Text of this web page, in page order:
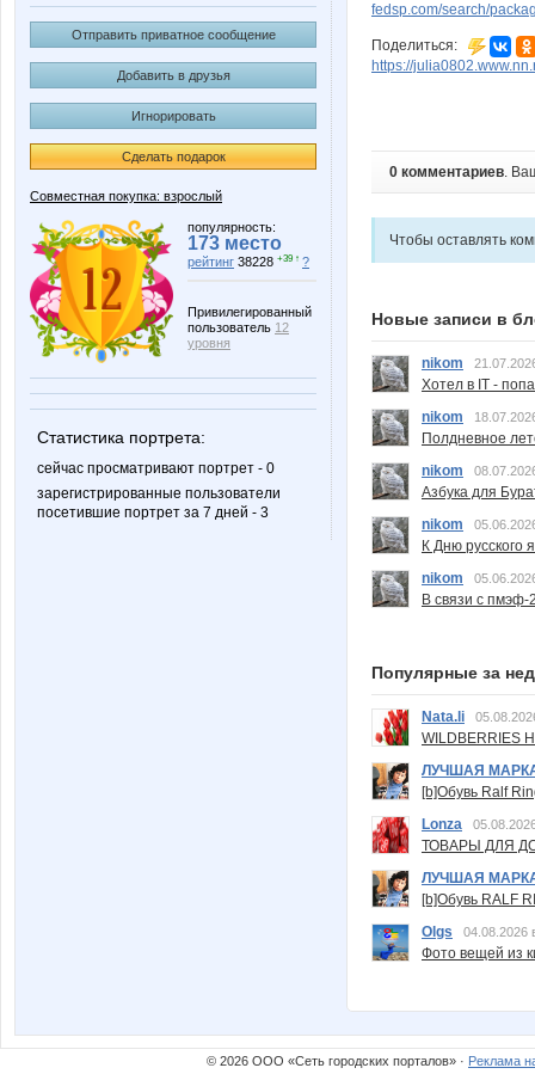
Отправить приватное сообщение
Добавить в друзья
Игнорировать
Сделать подарок
Совместная покупка: взрослый
популярность:
173 место
рейтинг 38228 +39 ↑ ?
Привилегированный
пользователь 12
уровня
Статистика портрета:
сейчас просматривают портрет - 0
зарегистрированные пользователи
посетившие портрет за 7 дней - 3
fedsp.com/search/
Поделиться:
https://
0 комментариев.
Чтобы оставлять
Новые записи в
nikom
Хотел в IT -
nikom
Полдневное
nikom
Азбука для
nikom
К Дню русского
nikom
В связи с пмэф-
Популярные за
Nata.li
ЛУЧШАЯ
[b]Обувь Ralf
Lonza
ТОВАРЫ ДЛЯ
ЛУЧШАЯ
[b]Обувь RALF
Olgs
04.08.2026
Фото вещей из
© 2026 ООО «Сеть городских порталов» · Реклама